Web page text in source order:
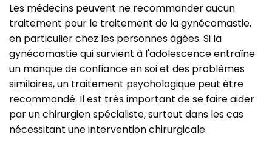
Les médecins peuvent ne recommander aucun
traitement pour le traitement de la gynécomastie,
en particulier chez les personnes âgées. Si la
gynécomastie qui survient à l'adolescence entraîne
un manque de confiance en soi et des problèmes
similaires, un traitement psychologique peut être
recommandé. Il est très important de se faire aider
par un chirurgien spécialiste, surtout dans les cas
nécessitant une intervention chirurgicale.